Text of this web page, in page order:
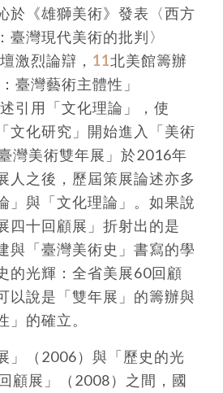
於《雄獅美術》發表〈西方
臺灣現代美術的批判〉
激烈論辯， 11北美館籌辦
臺灣藝術主體性」
引用「文化理論」，使
文化研究」開始進入「美術
臺灣美術雙年展」於2016年
人之後，歷屆策展論述亦多
」與「文化理論」。如果說
四十回顧展」折射出的是
與「臺灣美術史」書寫的學
的光輝：全省美展60回顧
以說是「雙年展」的籌辦與
」的確立。
」（2006）與「歷史的光
顧展」（2008）之間，國